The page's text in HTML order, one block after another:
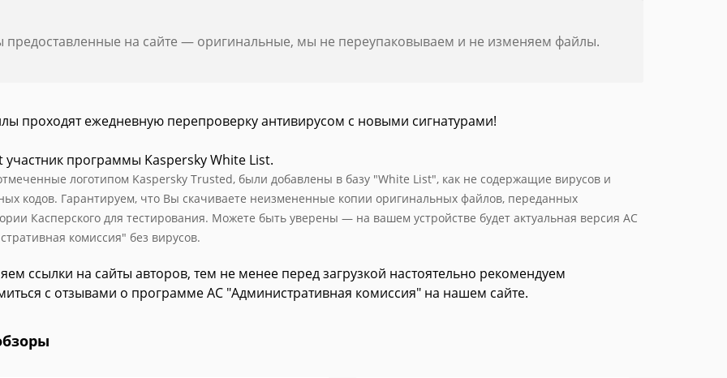
предоставленные на сайте — оригинальные, мы не переупаковываем и не изменяем файлы.
проходят ежедневную перепроверку антивирусом с новыми сигнатурами!
участник программы Kaspersky White List.
логотипом Kaspersky Trusted, были добавлены в базу "White List", как не содержащие вирусов и
кодов. Гарантируем, что Вы скачиваете неизмененные копии оригинальных файлов, переданных
Касперского для тестирования. Можете быть уверены — на вашем устройстве будет актуальная версия АС
комиссия" без вирусов.
ссылки на сайты авторов, тем не менее перед загрузкой настоятельно рекомендуем
с отзывами о программе АС "Административная комиссия" на нашем сайте.